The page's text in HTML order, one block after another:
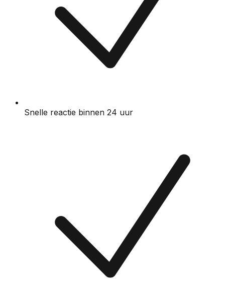
Snelle reactie binnen 24 uur